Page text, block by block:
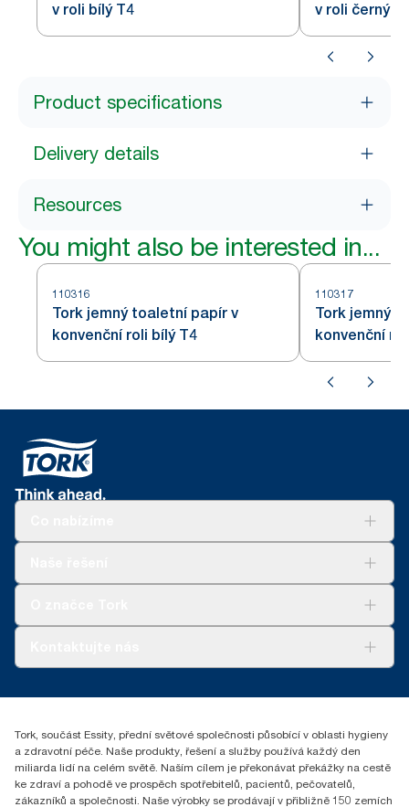
v roli bílý T4
v roli černý
Product specifications
Delivery details
Resources
You might also be interested in...
110316
Tork jemný toaletní papír v
konvenční roli bílý T4
110317
Tork jemný
konvenční
reception.prague@essity.com
Praha 8, Karlin, Sokolovská 100/94
186 00 Česká republika
Tork, součást Essity, přední světové společnosti působící v oblasti hygieny
a zdravotní péče. Naše produkty, řešení a služby používá každý den
miliarda lidí na celém světě. Naším cílem je překonávat překážky na cestě
ke zdraví a pohodě ve prospěch spotřebitelů, pacientů, pečovatelů,
zákazníků a společnosti. Naše výrobky se prodávají v přibližně 150 zemích